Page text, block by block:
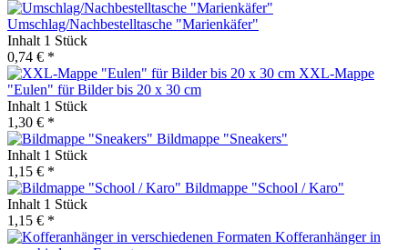
Umschlag/Nachbestelltasche "Marienkäfer"
Inhalt 1 Stück
0,74 € *
XXL-Mappe
"Eulen" für Bilder bis 20 x 30 cm
Inhalt 1 Stück
1,30 € *
Bildmappe "Sneakers"
Inhalt 1 Stück
1,15 € *
Bildmappe "School / Karo"
Inhalt 1 Stück
1,15 € *
Kofferanhänger in